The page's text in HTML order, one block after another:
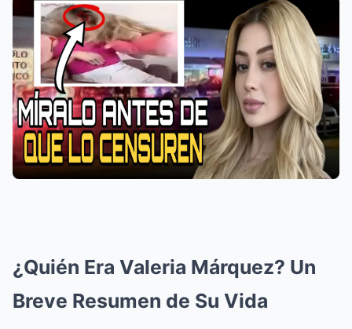
¿Quién Era Valeria Márquez? Un
Breve Resumen de Su Vida